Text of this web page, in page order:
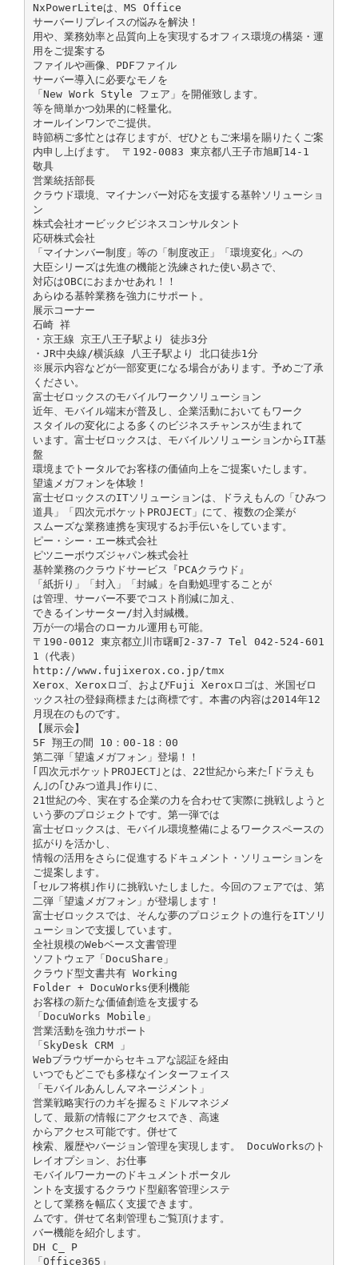
NxPowerLiteは、MS Office
サーバーリプレイスの悩みを解決！
用や、業務効率と品質向上を実現するオフィス環境の構築・運
用をご提案する
ファイルや画像、PDFファイル
サーバー導入に必要なモノを
「New Work Style フェア」を開催致します。
等を簡単かつ効果的に軽量化。
オールインワンでご提供。
時節柄ご多忙とは存じますが、ぜひともご来場を賜りたくご案
内申し上げます。 〒192-0083 東京都八王子市旭町14-1
敬具
営業統括部長
クラウド環境、マイナンバー対応を支援する基幹ソリューショ
ン
株式会社オービックビジネスコンサルタント
応研株式会社
「マイナンバー制度」等の「制度改正」「環境変化」への
大臣シリーズは先進の機能と洗練された使い易さで、
対応はOBCにおまかせあれ！！
あらゆる基幹業務を強力にサポート。
展示コーナー
石崎 祥
・京王線 京王八王子駅より 徒歩3分
・JR中央線/横浜線 八王子駅より 北口徒歩1分
※展示内容などが一部変更になる場合があります。予めご了承
ください。
富士ゼロックスのモバイルワークソリューション
近年、モバイル端末が普及し、企業活動においてもワーク
スタイルの変化による多くのビジネスチャンスが生まれて
います。富士ゼロックスは、モバイルソリューションからIT基
盤
環境までトータルでお客様の価値向上をご提案いたします。
望遠メガフォンを体験！
富士ゼロックスのITソリューションは、ドラえもんの「ひみつ
道具」「四次元ポケットPROJECT」にて、複数の企業が
スムーズな業務連携を実現するお手伝いをしています。
ピー・シー・エー株式会社
ピツニーボウズジャパン株式会社
基幹業務のクラウドサービス『PCAクラウド』
「紙折り」「封入」「封緘」を自動処理することが
は管理、サーバー不要でコスト削減に加え、
できるインサーター/封入封緘機。
万が一の場合のローカル運用も可能。
〒190-0012 東京都立川市曙町2-37-7 Tel 042-524-601
1（代表）
http://www.fujixerox.co.jp/tmx
Xerox、Xeroxロゴ、およびFuji Xeroxロゴは、米国ゼロ
ックス社の登録商標または商標です。本書の内容は2014年12
月現在のものです。
【展示会】
5F 翔王の間 10：00‐18：00
第二弾「望遠メガフォン」登場！！
｢四次元ポケットPROJECT｣とは、22世紀から来た｢ドラえも
ん｣の｢ひみつ道具｣作りに、
21世紀の今、実在する企業の力を合わせて実際に挑戦しようと
いう夢のプロジェクトです。第一弾では
富士ゼロックスは、モバイル環境整備によるワークスペースの
拡がりを活かし、
情報の活用をさらに促進するドキュメント・ソリューションを
ご提案します。
｢セルフ将棋｣作りに挑戦いたしました。今回のフェアでは、第
二弾「望遠メガフォン」が登場します！
富士ゼロックスでは、そんな夢のプロジェクトの進行をITソリ
ューションで支援しています。
全社規模のWebベース文書管理
ソフトウェア「DocuShare」
クラウド型文書共有 Working
Folder + DocuWorks便利機能
お客様の新たな価値創造を支援する
「DocuWorks Mobile」
営業活動を強力サポート
「SkyDesk CRM 」
Webブラウザーからセキュアな認証を経由
いつでもどこでも多様なインターフェイス
「モバイルあんしんマネージメント」
営業戦略実行のカギを握るミドルマネジメ
して、最新の情報にアクセスでき、高速
からアクセス可能です。併せて
検索、履歴やバージョン管理を実現します。 DocuWorksのト
レイオプション、お仕事
モバイルワーカーのドキュメントポータル
ントを支援するクラウド型顧客管理システ
として業務を幅広く支援できます。
ムです。併せて名刺管理もご覧頂けます。
バー機能を紹介します。
DH C_ P
「Office365」